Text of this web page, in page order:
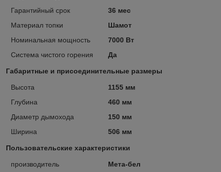
Гарантийный срок
36 мес
Материал топки
Шамот
Номинальная мощность
7000 Вт
Система чистого горения
Да
Габаритные и присоединительные размеры
Высота
1155 мм
Глубина
460 мм
Диаметр дымохода
150 мм
Ширина
506 мм
Пользовательские характеристики
производитель Мета-бел